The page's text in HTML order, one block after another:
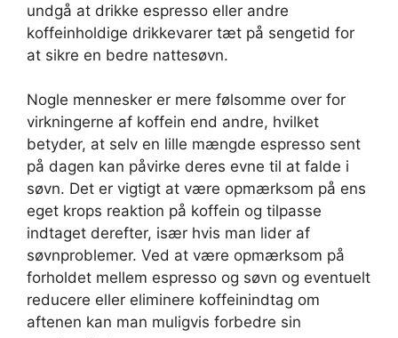
undgå at drikke espresso eller andre
koffeinholdige drikkevarer tæt på sengetid for
at sikre en bedre nattesøvn.
Nogle mennesker er mere følsomme over for
virkningerne af koffein end andre, hvilket
betyder, at selv en lille mængde espresso sent
på dagen kan påvirke deres evne til at falde i
søvn. Det er vigtigt at være opmærksom på ens
eget krops reaktion på koffein og tilpasse
indtaget derefter, især hvis man lider af
søvnproblemer. Ved at være opmærksom på
forholdet mellem espresso og søvn og eventuelt
reducere eller eliminere koffeinindtag om
aftenen kan man muligvis forbedre sin